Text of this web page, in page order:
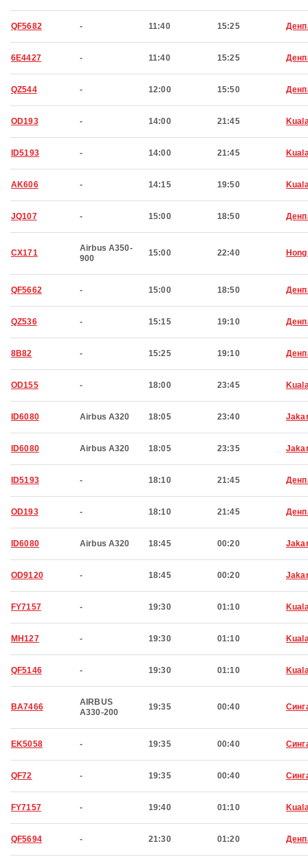
QF5682 - 11:40 15:25
6E4427 - 11:40 15:25
QZ544 - 12:00 15:50
OD193 - 14:00 21:45
ID5193 - 14:00 21:45
AK606 - 14:15 19:50
JQ107 - 15:00 18:50
CX171
Airbus A350-
900
15:00 22:40
QF5662 - 15:00 18:50
QZ536 - 15:15 19:10
8B82 - 15:25 19:10
OD155 - 18:00 23:45
ID6080 Airbus A320 18:05 23:40
ID6080 Airbus A320 18:05 23:35
ID5193 - 18:10 21:45
OD193 - 18:10 21:45
ID6080 Airbus A320 18:45 00:20
OD9120 - 18:45 00:20
FY7157 - 19:30 01:10
MH127 - 19:30 01:10
QF5146 - 19:30 01:10
BA7466
AIRBUS
A330-200
19:35 00:40
EK5058 - 19:35 00:40
QF72 - 19:35 00:40
FY7157 - 19:40 01:10
QF5694 - 21:30 01:20